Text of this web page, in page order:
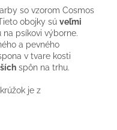
so vzorom Cosmos
obojky sú veľmi
na psíkovi výborne.
a pevného
v tvare kosti
spôn na trhu.
je z